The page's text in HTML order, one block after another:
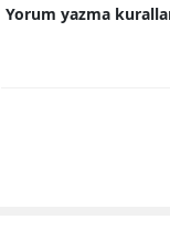
Yorum yazma